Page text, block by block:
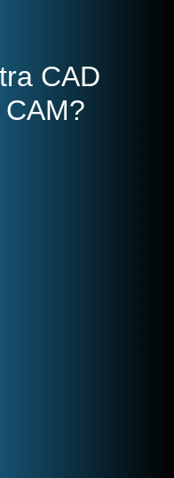
CAD
CAM?